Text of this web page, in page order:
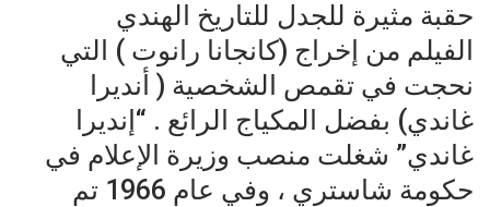
حقبة مثيرة للجدل للتاريخ الهندي
‏الفيلم من إخراج (كانجانا رانوت ) التي
نحجت في تقمص الشخصية ( أنديرا
غاندي) بفضل المكياج الرائع . “إنديرا
غاندي” شغلت منصب وزيرة الإعلام في
حكومة شاستري ، وفي عام 1966 تم